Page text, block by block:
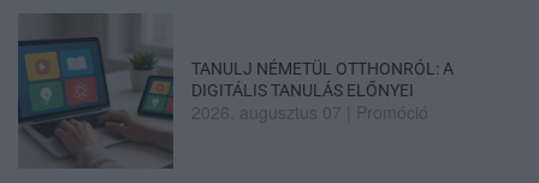
TANULJ NÉMETÜL OTTHONRÓL: A
DIGITÁLIS TANULÁS ELŐNYEI
2026. augusztus 07 Promóció